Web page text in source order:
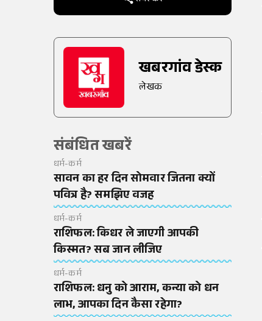
खबरगांव डेस्क
लेखक
संबंधित खबरें
धर्म-कर्म
सावन का हर दिन सोमवार जितना क्यों
पवित्र है? समझिए वजह
धर्म-कर्म
राशिफल: किधर ले जाएगी आपकी
किस्मत? सब जान लीजिए
धर्म-कर्म
राशिफल: धनु को आराम, कन्या को धन
लाभ, आपका दिन कैसा रहेगा?